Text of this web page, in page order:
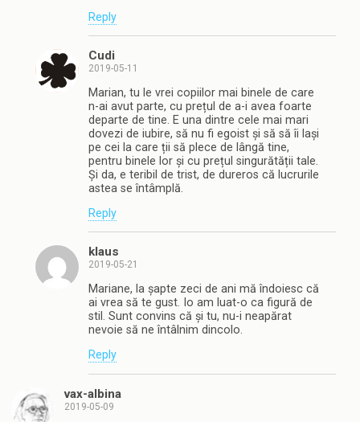
Reply
Cudi
2019-05-11
Marian, tu le vrei copiilor mai binele de care
n-ai avut parte, cu prețul de a-i avea foarte
departe de tine. E una dintre cele mai mari
dovezi de iubire, să nu fi egoist și să să îi lași
pe cei la care ții să plece de lângă tine,
pentru binele lor și cu prețul singurătății tale.
Și da, e teribil de trist, de dureros că lucrurile
astea se întâmplă.
Reply
klaus
2019-05-21
Mariane, la șapte zeci de ani mă îndoiesc că
ai vrea să te gust. Io am luat-o ca figură de
stil. Sunt convins că și tu, nu-i neapărat
nevoie să ne întâlnim dincolo.
Reply
vax-albina
2019-05-09